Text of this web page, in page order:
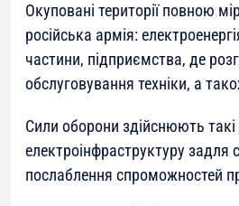
Окуповані території повною
російська армія:
частини, підприємства, де
обслуговування техніки, а
Сили оборони здійснюють
електроінфраструктуру задля
послаблення спроможностей